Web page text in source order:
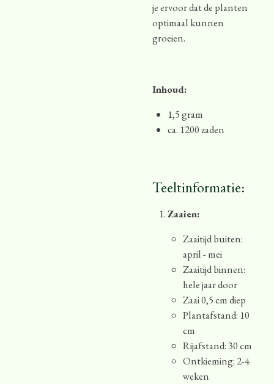
je ervoor dat de planten
optimaal kunnen
groeien.
Inhoud:
1,5 gram
ca. 1200 zaden
Teeltinformatie:
Zaaien:
Zaaitijd buiten:
april - mei
Zaaitijd binnen:
hele jaar door
Zaai 0,5 cm diep
Plantafstand: 10
cm
Rijafstand: 30 cm
Ontkieming: 2-4
weken